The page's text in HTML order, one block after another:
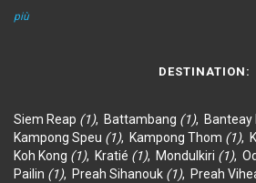
più
DESTINATION:
Siem Reap (1), Battambang (1), Banteay
Kampong Speu (1), Kampong Thom (1),
Koh Kong (1), Kratié (1), Mondulkiri (1),
Pailin (1), Preah Sihanouk (1), Preah